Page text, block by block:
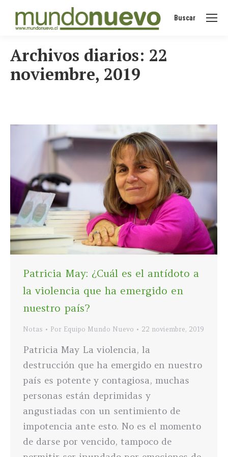
Buscar:
Buscar
Archivos diarios: 22
noviembre, 2019
Patricia May: ¿Cuál es el antídoto a
la violencia que ha emergido en
nuestro país?
Notas Por Equipo Mundo Nuevo 22 noviembre, 2019
Patricia May La violencia, la
destrucción que ha emergido en nuestro
país es potente y contagiosa, muchas
personas están deprimidas y
angustiadas con un sentimiento de
impotencia ante esto. No es el momento
de darse por vencido, tampoco de